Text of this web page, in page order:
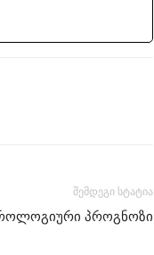
შემდეგი სტატია
პროგნოზი